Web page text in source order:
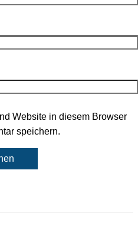
Website in diesem Browser
speichern.